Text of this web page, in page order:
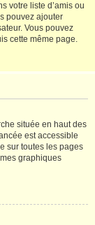
votre liste d’amis ou
pouvez ajouter
Vous pouvez
cette même page.
située en haut des
est accessible
sur toutes les pages
graphiques